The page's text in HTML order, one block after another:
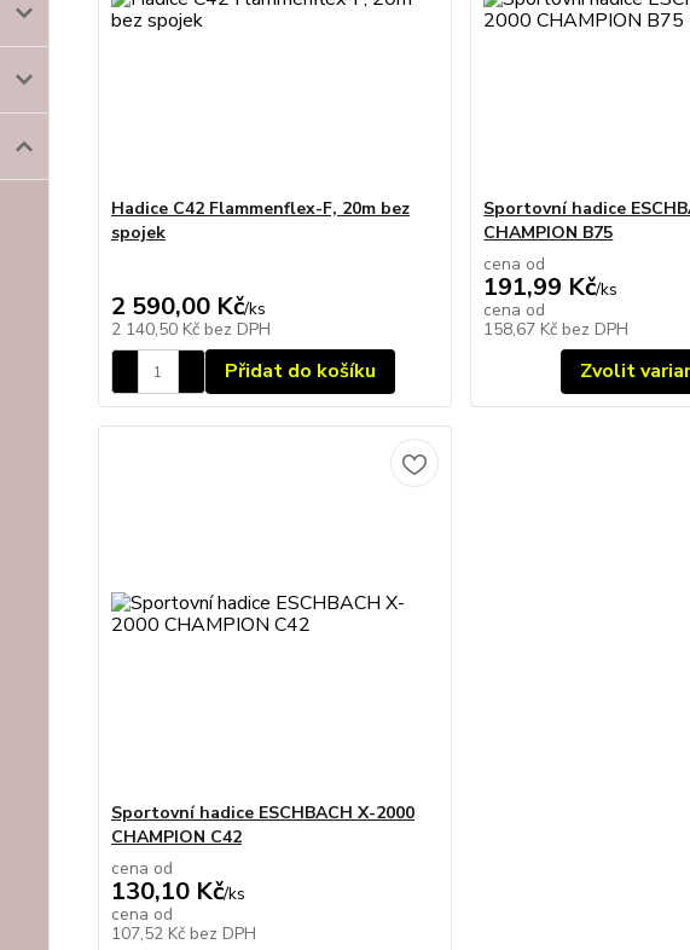
Hadice C42 Flammenflex-F, 20m bez
spojek
2 590,00 Kč/ks
2 140,50 Kč bez DPH
Přidat do košíku
Sportovní hadice
CHAMPION B75
cena od
191,99 Kč/ks
cena od
158,67 Kč bez DPH
Zvolit
Sportovní hadice ESCHBACH X-2000
CHAMPION C42
cena od
130,10 Kč/ks
cena od
107,52 Kč bez DPH